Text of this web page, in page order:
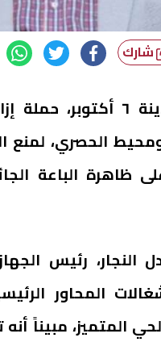
شارك
شن جهاز تنمية مدينة ٦
الحصري،
ظاهرة الباعة
رئيس
المحاور
المتميز، مبيناً